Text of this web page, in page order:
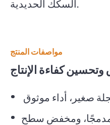
السكك الحديدية.
مواصفات المنتج
وتحسين كفاءة الإنتاج
مدمجًا، ومخفض سطح